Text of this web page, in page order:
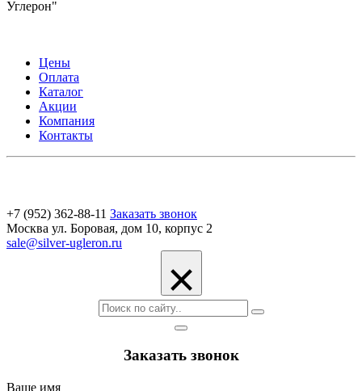
Углерон"
Цены
Оплата
Каталог
Акции
Компания
Контакты
+7 (952) 362-88-11 Заказать звонок
Москва ул. Боровая, дом 10, корпус 2
sale@silver-ugleron.ru
×
Заказать звонок
Ваше имя